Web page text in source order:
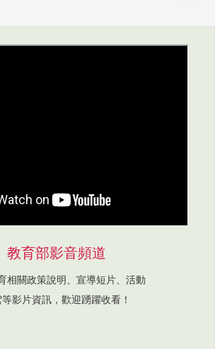
教育部影音頻道
相關政策說明、宣導短片、活動
影片資訊，歡迎踴躍收看！